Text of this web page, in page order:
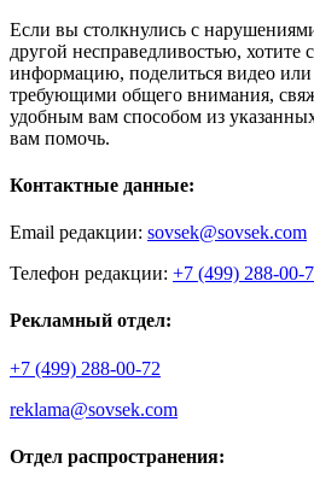
Если вы столкнулись с
другой несправедливостью,
информацию, поделиться видео
требующими общего внимания,
удобным вам способом из
вам помочь.
Контактные данные:
Email редакции: sovsek@sovsek.com
Телефон редакции: +7 (499) 288-00-
Рекламный отдел:
+7 (499) 288-00-72
reklama@sovsek.com
Отдел распространения: